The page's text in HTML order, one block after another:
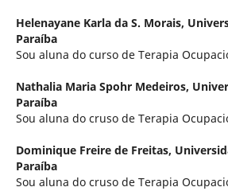
Helenayane Karla da S. Morais,
Paraíba
Sou aluna do curso de Terapia
Nathalia Maria Spohr Medeiros,
Paraíba
Sou aluna do cruso de Terapia
Dominique Freire de Freitas,
Paraíba
Sou aluna do cruso de Terapia